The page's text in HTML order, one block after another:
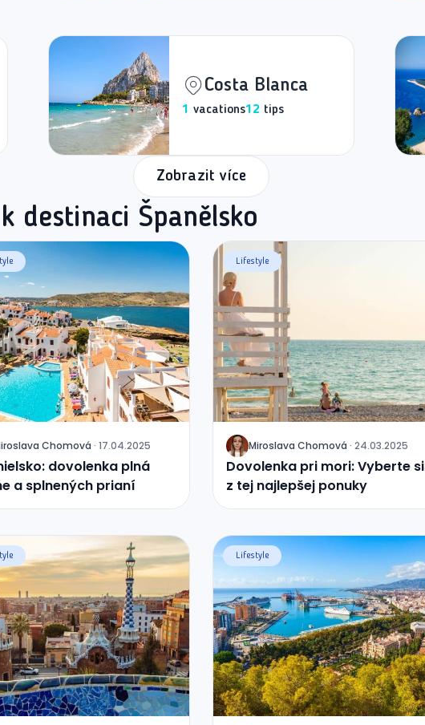
Costa Blanca
1 vacations12 tips
Zobrazit více
destinaci Španělsko
Chomová · 17.04.2025
dovolenka plná
a splnených prianí
J Miroslava Chomová · 24.03.2025
Dovolenka pri mori: Vyberte si
z tej najlepšej ponuky
Lifestyle
Lifestyle